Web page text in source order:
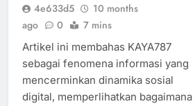
4e633d5
10 months
ago
0 7 mins
Artikel ini membahas KAYA787
sebagai fenomena informasi yang
mencerminkan dinamika sosial
digital, memperlihatkan bagaimana